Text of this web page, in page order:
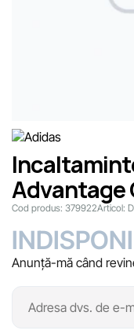
Advantage
Cod produs: 379922Articol:
Anunță-mă când